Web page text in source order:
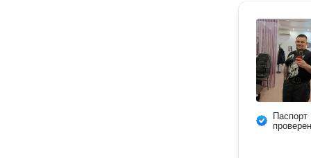
Паспорт
проверен